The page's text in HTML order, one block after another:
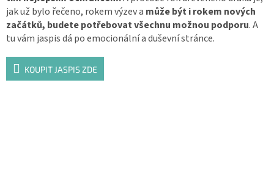
jak už bylo řečeno, rokem výzev a může být i rokem nových
začátků, budete potřebovat všechnu možnou podporu. A
tu vám jaspis dá po emocionální a duševní stránce.
KOUPIT JASPIS ZDE